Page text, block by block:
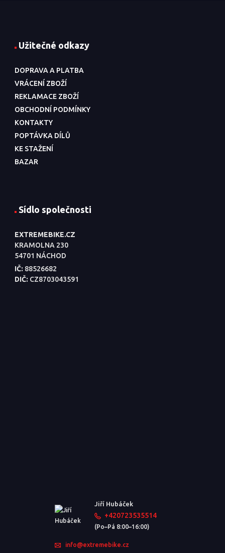
Užitečné odkazy
DOPRAVA A PLATBA
VRÁCENÍ ZBOŽÍ
REKLAMACE ZBOŽÍ
OBCHODNÍ PODMÍNKY
KONTAKTY
POPTÁVKA DÍLŮ
KE STAŽENÍ
BAZAR
Sídlo společnosti
EXTREMEBIKE.CZ
KRAMOLNA 230
54701 NÁCHOD
IČ: 88526682
DIČ: CZ8703043591
Jiří Hubáček
+420723535514
(Po–Pá 8:00–16:00)
info@extremebike.cz